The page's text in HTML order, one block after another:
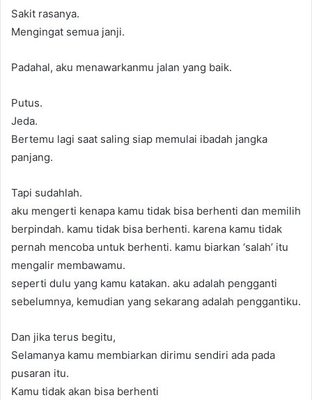
Sakit rasanya.
Mengingat semua janji.
Padahal, aku menawarkanmu jalan yang baik.
Putus.
Jeda.
Bertemu lagi saat saling siap memulai ibadah jangka
panjang.
Tapi sudahlah.
aku mengerti kenapa kamu tidak bisa berhenti dan memilih
berpindah. kamu tidak bisa berhenti. karena kamu tidak
pernah mencoba untuk berhenti. kamu biarkan ‘salah’ itu
mengalir membawamu.
seperti dulu yang kamu katakan. aku adalah pengganti
sebelumnya, kemudian yang sekarang adalah penggantiku.
Dan jika terus begitu,
Selamanya kamu membiarkan dirimu sendiri ada pada
pusaran itu.
Kamu tidak akan bisa berhenti